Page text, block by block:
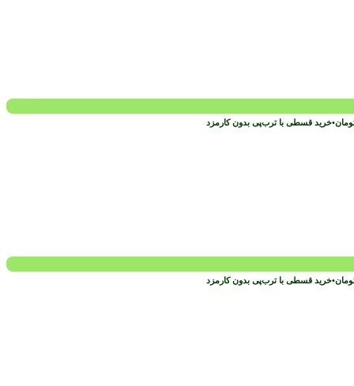
•خرید قسطی با ترب‌پی بدون کارمزد
•خرید قسطی با ترب‌پی بدون کارمزد